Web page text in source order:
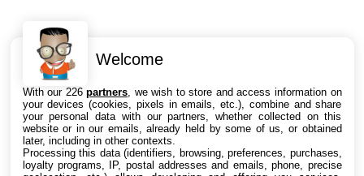
Intéressant ? Partagez !
Welcome
With our 226partners , we wish to store and access information on
your devices (cookies, pixels in emails, etc.), combine and share
your personal data with our partners, whether collected on this
website or in our emails, already held by some of us, or obtained
later, including in other contexts.
Processing this data (identifiers, browsing, preferences, purchases,
loyalty programs, IP, postal addresses and emails, phone, precise